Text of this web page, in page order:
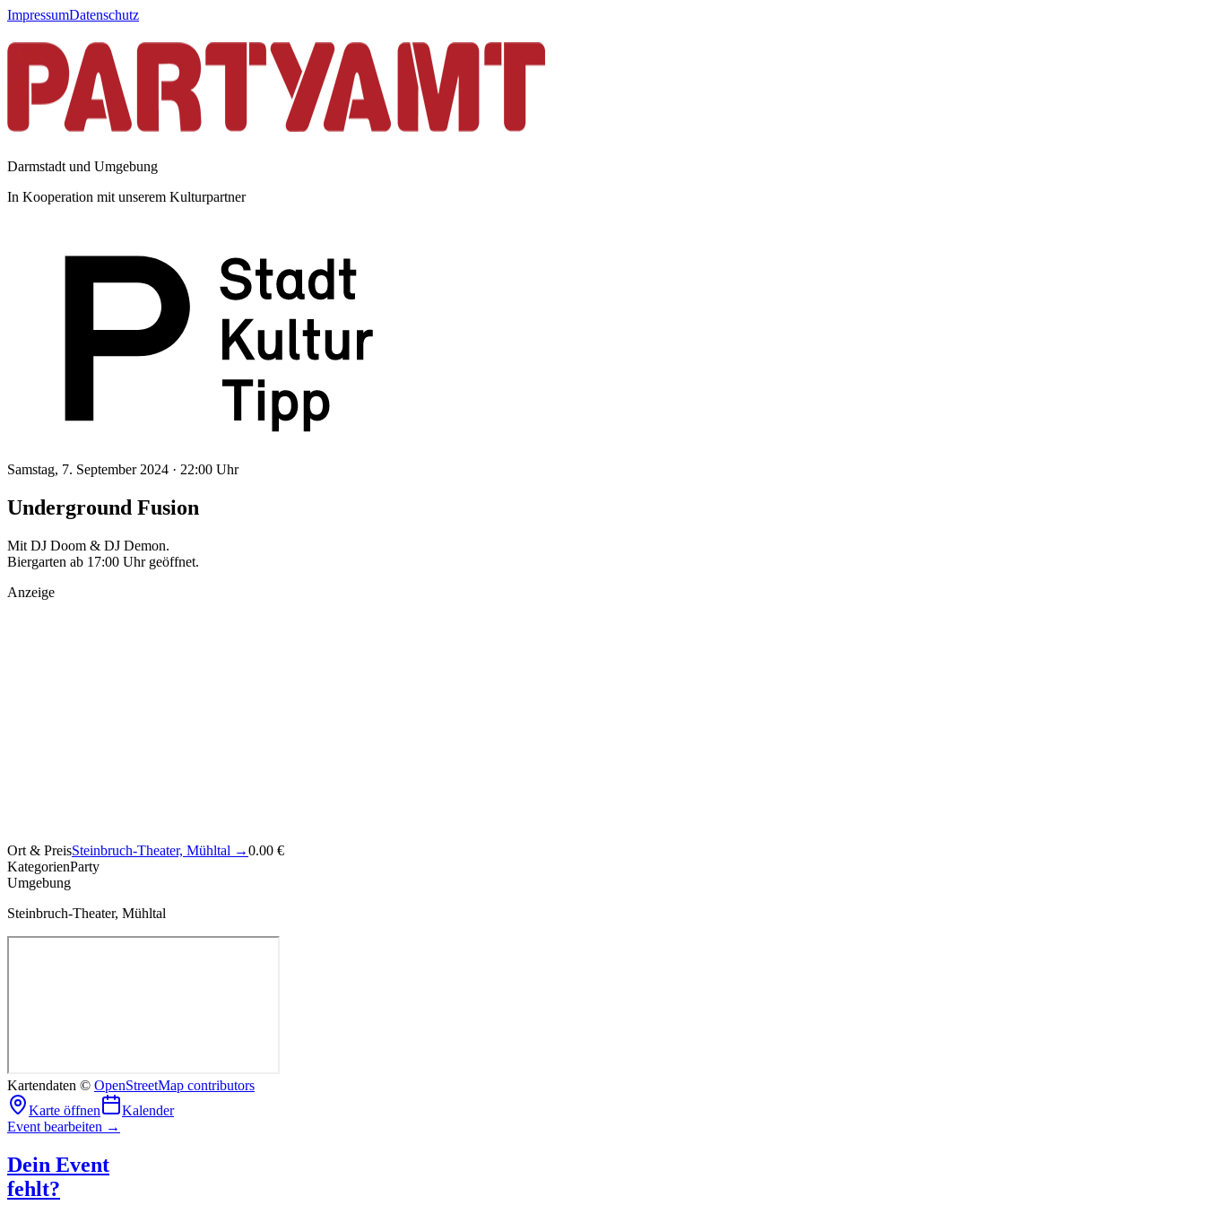
ImpressumDatenschutz
Darmstadt und Umgebung
In Kooperation mit unserem Kulturpartner
Samstag, 7. September 2024 · 22:00 Uhr
Underground Fusion
Mit DJ Doom & DJ Demon.
Biergarten ab 17:00 Uhr geöffnet.
Anzeige
Ort & PreisSteinbruch-Theater, Mühltal →0.00 €
KategorienParty
Umgebung
Steinbruch-Theater, Mühltal
Kartendaten © OpenStreetMap contributors
Karte öffnen
Kalender
Event bearbeiten →
Dein Event
fehlt?